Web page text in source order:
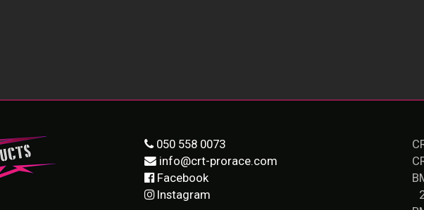
050 558 0073
info@crt-prorace.com
Facebook
Instagram